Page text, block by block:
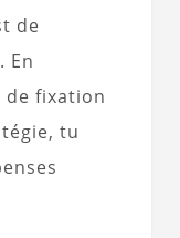
de
En
de fixation
tu